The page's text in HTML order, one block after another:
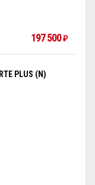
197 500₽
PLUS (N)